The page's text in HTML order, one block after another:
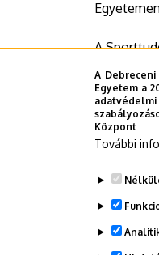
A
program
Sajtóiroda-
A
Egyetem a
Központ
További